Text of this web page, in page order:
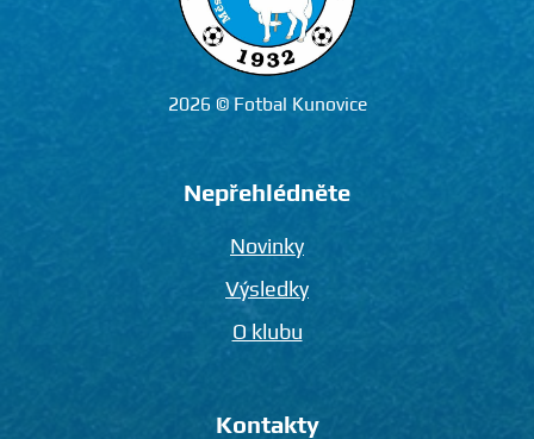
2026 © Fotbal Kunovice
Nepřehlédněte
Novinky
Výsledky
O klubu
Kontakty